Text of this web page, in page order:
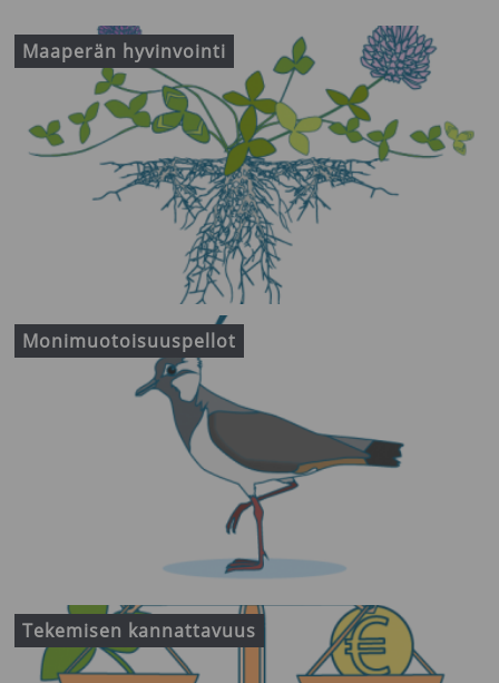
Maaperän hyvinvointi
Monimuotoisuuspellot
Tekemisen kannattavuus